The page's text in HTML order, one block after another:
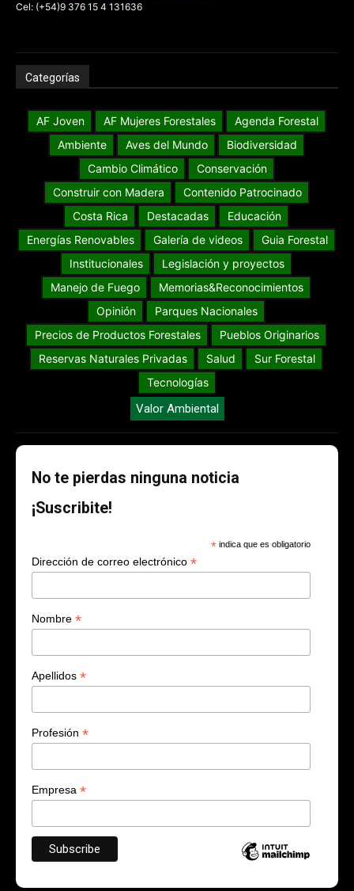
Cel: (+54)9 376 15 4 131636
Categorías
AF Joven AF Mujeres Forestales
Agenda Forestal
Ambiente
Aves del Mundo
Biodiversidad
Cambio Climático
Conservación
Construir con Madera
Contenido Patrocinado
Costa Rica
Destacadas
Educación
Energías Renovables
Galería de videos
Guia Forestal
Institucionales
Legislación y proyectos
Manejo de Fuego
Memorias&Reconocimientos
Opinión
Parques Nacionales
Precios de Productos Forestales
Pueblos Originarios
Reservas Naturales Privadas
Salud
Sur Forestal
Tecnologías
Valor Ambiental
No te pierdas ninguna noticia
¡Suscribite!
* indica que es obligatorio
Dirección de correo electrónico *
Nombre *
Apellidos *
Profesión *
Empresa *